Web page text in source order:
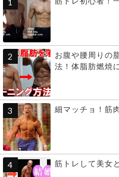
お腹や腰周りの
法！体脂肪燃焼
細マッチョ！筋
筋トレして美女